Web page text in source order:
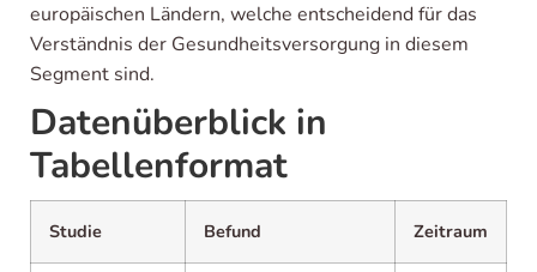
europäischen Ländern, welche entscheidend für das
Verständnis der Gesundheitsversorgung in diesem
Segment sind.
Datenüberblick in
Tabellenformat
Studie Befund Zeitraum